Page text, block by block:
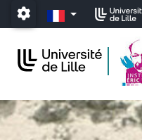
Accéder au menu principal
Accéder au contenu
Paramétrage
FR